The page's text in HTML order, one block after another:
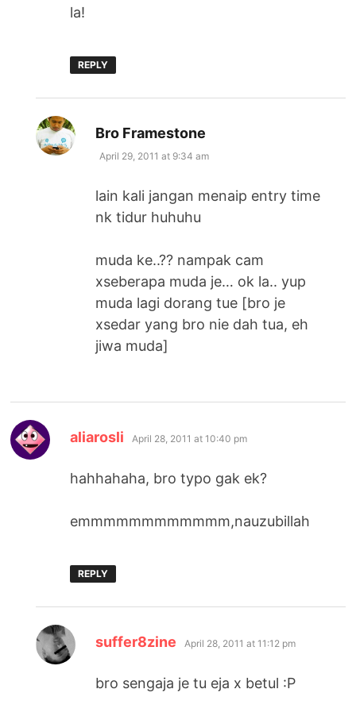
la!
REPLY
Bro Framestone
April 29, 2011 at 9:34 am
lain kali jangan menaip entry time
nk tidur huhuhu
muda ke..?? nampak cam
xseberapa muda je… ok la.. yup
muda lagi dorang tue [bro je
xsedar yang bro nie dah tua, eh
jiwa muda]
aliarosli says:
April 28, 2011 at 10:40 pm
hahhahaha, bro typo gak ek?
emmmmmmmmmmmm,nauzubillah
REPLY
suffer8zine says:
April 28, 2011 at 11:12 pm
bro sengaja je tu eja x betul :P